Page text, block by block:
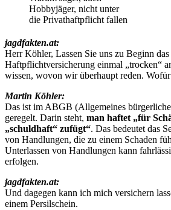
Hobbyjäger, nicht unter
die Privathaftpflicht fallen
jagdfakten.at:
Herr Köhler, Lassen Sie uns zu Beginn
Haftpflichtversicherung einmal „trocken“
wissen, wovon wir überhaupt reden.
Martin Köhler:
Das ist im ABGB (Allgemeines
geregelt. Darin steht, man haftet „für
„schuldhaft“ zufügt“. Das bedeutet das
von Handlungen, die zu einem Schaden
Unterlassen von Handlungen kann
erfolgen.
jagdfakten.at:
Und dagegen kann ich mich versichern
einem Persilschein.